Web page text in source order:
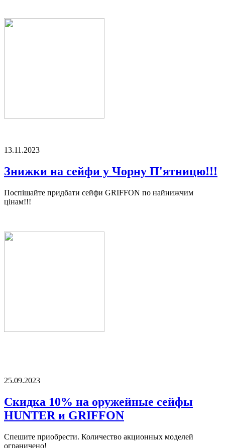
13.11.2023
Знижки на сейфи у Чорну П'ятницю!!!
Поспішайте придбати сейфи GRIFFON по найнижчим
цінам!!!
25.09.2023
Скидка 10% на оружейные сейфы
HUNTER и GRIFFON
Спешите приобрести. Количество акционных моделей
ограничено!